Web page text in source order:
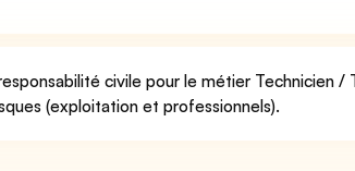
civile pour le métier Technicien /
(exploitation et professionnels).